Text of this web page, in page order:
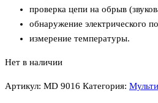
проверка цепи на обрыв
обнаружение электрического
измерение температуры.
Нет в наличии
Артикул: MD 9016 Категория: